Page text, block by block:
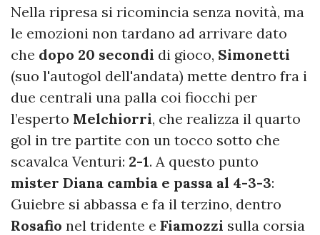
Nella ripresa si ricomincia senza novità, ma
le emozioni non tardano ad arrivare dato
che dopo 20 secondi di gioco, Simonetti
(suo l'autogol dell'andata) mette dentro fra i
due centrali una palla coi fiocchi per
l’esperto Melchiorri, che realizza il quarto
gol in tre partite con un tocco sotto che
scavalca Venturi: 2-1. A questo punto
mister Diana cambia e passa al 4-3-3:
Guiebre si abbassa e fa il terzino, dentro
Rosafio nel tridente e Fiamozzi sulla corsia